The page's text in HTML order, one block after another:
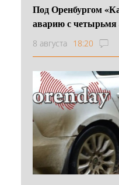
Под Оренбургом
аварию с четырьмя
8 августа 18:20